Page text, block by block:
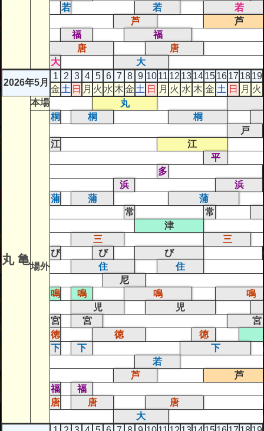
若
若
若
芦
芦
福
福
唐
唐
大
大
2026年5月
1 2 3 4 5 6 7 8 9 1011 12 1314151617 1819
金 土 日 月 火 水 木金 土 日 月 火 水 木 金 土 日 月 火
丸 亀
本場 丸
場外
桐 桐
桐
戸
江
江
平
多
浜
浜
蒲
蒲
蒲
常
常
津
三
三
び
び
び
住
住
尼
鳴
鳴 鳴
鳴
児
児
宮
宮
宮
徳
徳
徳
下
下
下
若
芦
芦
福
福
唐
唐
唐
大